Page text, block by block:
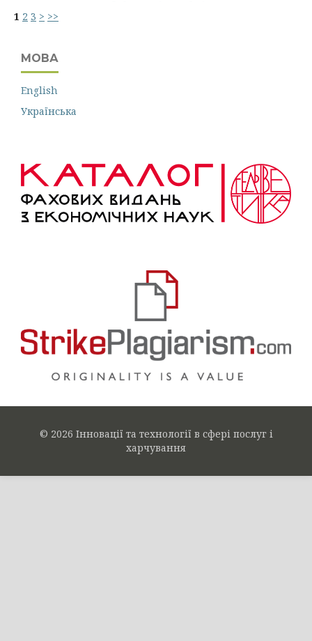
1 2 3 > >>
МОВА
English
Українська
© 2026 Інновації та технології в сфері послуг і
харчування